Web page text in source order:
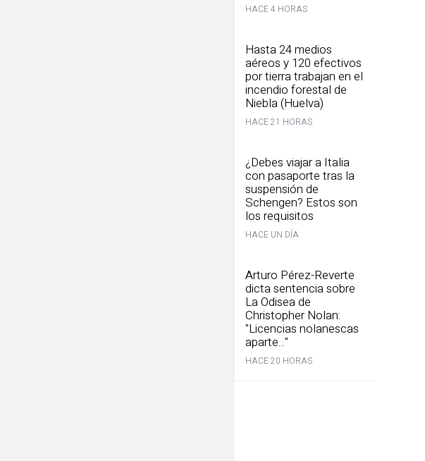
HACE 4 HORAS
Hasta 24 medios
aéreos y 120 efectivos
por tierra trabajan en el
incendio forestal de
Niebla (Huelva)
HACE 21 HORAS
¿Debes viajar a Italia
con pasaporte tras la
suspensión de
Schengen? Estos son
los requisitos
HACE UN DÍA
Arturo Pérez-Reverte
dicta sentencia sobre
La Odisea de
Christopher Nolan:
"Licencias nolanescas
aparte..."
HACE 20 HORAS